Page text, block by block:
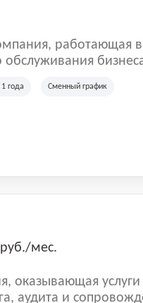
работающая в
года Сменный график
мес.
оказывающая услуги
аудита и